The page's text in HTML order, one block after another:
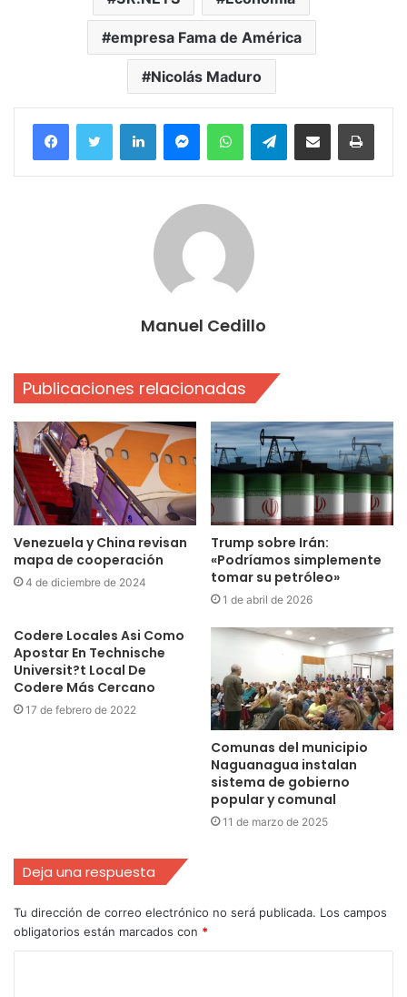
empresa Fama de América
Nicolás Maduro
FacebookTwitter LinkedInMessengerWhatsAppTelegramCompartir por correo electrónico
Manuel Cedillo
Publicaciones relacionadas
Venezuela y China revisan
mapa de cooperación
4 de diciembre de 2024
Trump sobre Irán:
«Podríamos simplemente
tomar su petróleo»
1 de abril de 2026
Codere Locales Asi Como
Apostar En Technische
Universit?t Local De
Codere Más Cercano
17 de febrero de 2022
Comunas del municipio
Naguanagua instalan
sistema de gobierno
popular y comunal
11 de marzo de 2025
Deja una respuesta
Tu dirección de correo electrónico no será publicada. Los campos
obligatorios están marcados con *